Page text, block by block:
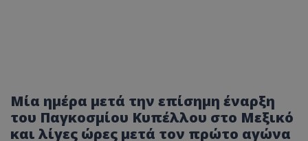
Μία ημέρα μετά την επίσημη έναρξη
του Παγκοσμίου Κυπέλλου στο Μεξικό
και λίγες ώρες μετά τον πρώτο αγώνα